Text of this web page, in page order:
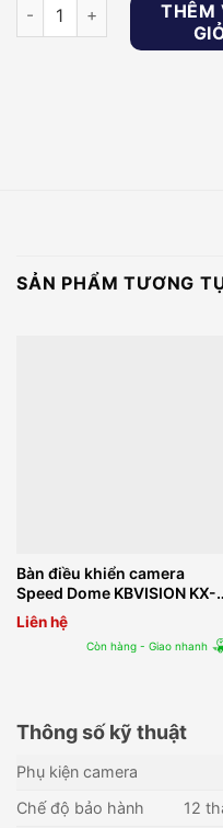
Bàn điều khiển camera
THÊM
SẢN PHẨM TƯƠNG
Bàn điều khiển camera
Speed Dome KBVISION KX-
C100NK
Liên hệ
Còn hàng - Giao nhanh
Thông số kỹ thuật
Phụ kiện camera
Chế độ bảo hành
12